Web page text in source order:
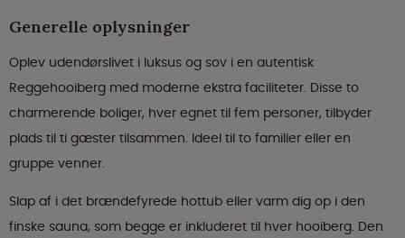
Generelle oplysninger
Oplev udendørslivet i luksus og sov i en autentisk
Reggehooiberg med moderne ekstra faciliteter. Disse to
charmerende boliger, hver egnet til fem personer, tilbyder
plads til ti gæster tilsammen. Ideel til to familier eller en
gruppe venner.
Slap af i det brændefyrede hottub eller varm dig op i den
finske sauna, som begge er inkluderet til hver hooiberg. Den